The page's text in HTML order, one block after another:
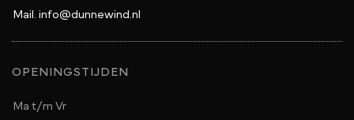
Mail. info@dunnewind.nl
OPENINGSTIJDEN
Ma t/m Vr